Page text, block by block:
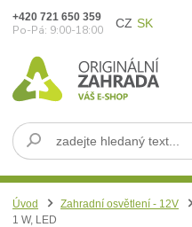
CZ SK
+420 721 650 359
Po-Pá: 9:00-18:00
Úvod Zahradní osvětlení - 12V
1 W, LED